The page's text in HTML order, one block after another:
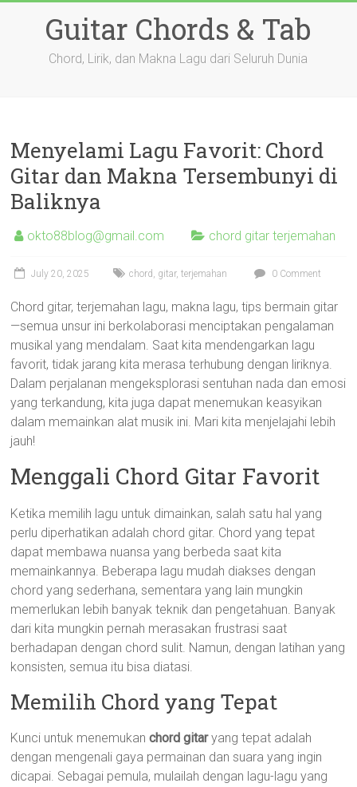
Guitar Chords & Tab
Chord, Lirik, dan Makna Lagu dari Seluruh Dunia
Menyelami Lagu Favorit: Chord
Gitar dan Makna Tersembunyi di
Baliknya
okto88blog@gmail.com chord gitar terjemahan
July 20, 2025 chord , gitar,terjemahan 0 Comment
Chord gitar, terjemahan lagu, makna lagu, tips bermain gitar
—semua unsur ini berkolaborasi menciptakan pengalaman
musikal yang mendalam. Saat kita mendengarkan lagu
favorit, tidak jarang kita merasa terhubung dengan liriknya.
Dalam perjalanan mengeksplorasi sentuhan nada dan emosi
yang terkandung, kita juga dapat menemukan keasyikan
dalam memainkan alat musik ini. Mari kita menjelajahi lebih
jauh!
Menggali Chord Gitar Favorit
Ketika memilih lagu untuk dimainkan, salah satu hal yang
perlu diperhatikan adalah chord gitar. Chord yang tepat
dapat membawa nuansa yang berbeda saat kita
memainkannya. Beberapa lagu mudah diakses dengan
chord yang sederhana, sementara yang lain mungkin
memerlukan lebih banyak teknik dan pengetahuan. Banyak
dari kita mungkin pernah merasakan frustrasi saat
berhadapan dengan chord sulit. Namun, dengan latihan yang
konsisten, semua itu bisa diatasi.
Memilih Chord yang Tepat
Kunci untuk menemukanchord gitaryang tepat adalah
dengan mengenali gaya permainan dan suara yang ingin
dicapai. Sebagai pemula, mulailah dengan lagu-lagu yang